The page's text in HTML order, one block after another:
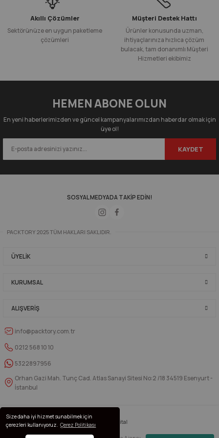
Size daha iyi hizmet sunabilmek için
çerezleri kullanıyoruz. Çerez Politikası
Akıllı Çözümler
Sektörünüze en uygun paketleme
çözümleri
Müşteri Destek Hattı
Ürünler konusunda uzman,
ihtiyaçlarınıza hızlıca çözüm
bulacak, tam donanımlı Müşteri
Hizmetleri ekibimiz
HEMEN ABONE OLUN
En yeni haberlerimizden ve güncel kampanyalarımızdan haberdar olmak için
üye ol!
KAYDET
SOSYAL MEDYADA TAKİP EDİN!
PACKTORY 2025 TÜM HAKLARI SAKLIDIR.
info@packtory.com.tr
0212 568 10 10
5322897956
Orhan Gazi Mah. Tunç Cad. Atlas Sanayi Sitesi No:2 /18 34519 Esenyurt -
İstanbul
ÜYELIK
KURUMSAL
ALIŞVERIŞ